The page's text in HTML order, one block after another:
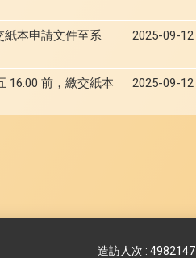
紙本申請文件至系
2025-09-12
16:00 前，繳交紙本
2025-09-12
造訪人次 : 4982147